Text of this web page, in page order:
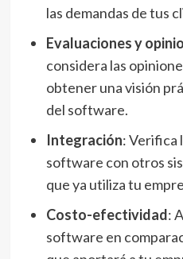
las demandas de tus
Evaluaciones y
considera las
obtener una visión
del software.
Integración: Verifica
software con otros
que ya utiliza tu
Costo-efectividad:
software en